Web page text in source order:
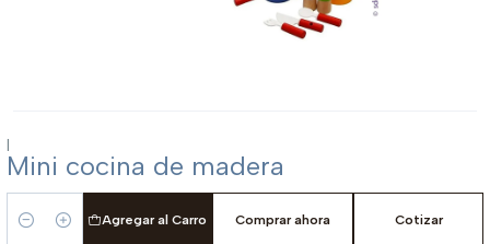
|
Mini cocina de madera
Cantidad
Agregar al Carro Comprar ahora Cotizar